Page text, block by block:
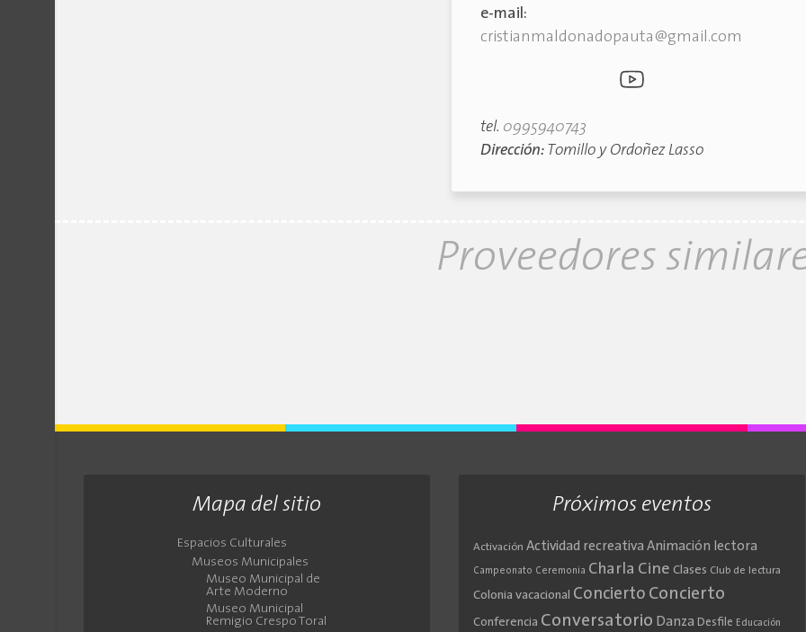
e-mail:
cristianmaldonadopauta@gmail.com
tel. 0995940743
Dirección: Tomillo y Ordoñez Lasso
Proveedores
Mapa del sitio
Espacios Culturales
Museos Municipales
Museo Municipal de
Arte Moderno
Museo Municipal
Remigio Crespo Toral
Próximos eventos
Activación Actividad recreativa Animación lectora
Campeonato Ceremonia Charla Cine Clases Club de lectura
Colonia vacacional Concierto Concierto
Conferencia Conversatorio Danza Desfile Educación